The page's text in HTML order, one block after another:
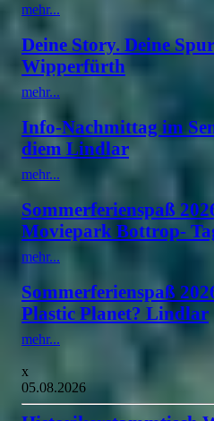
mehr...
Deine Story. Deine
Wipperfürth
mehr...
Info-Nachmittag im
diem Lindlar
mehr...
Sommerferienspaß
Moviepark Bottrop-
mehr...
Sommerferienspaß
Plastic Planet? Lindlar
mehr...
x
05.08.2026